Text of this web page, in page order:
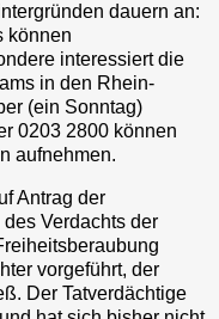
dauern an:
können
interessiert die
in den Rhein-
(ein Sonntag)
0203 2800 können
aufnehmen.
Antrag der
Verdachts der
vorgeführt, der
Der Tatverdächtige